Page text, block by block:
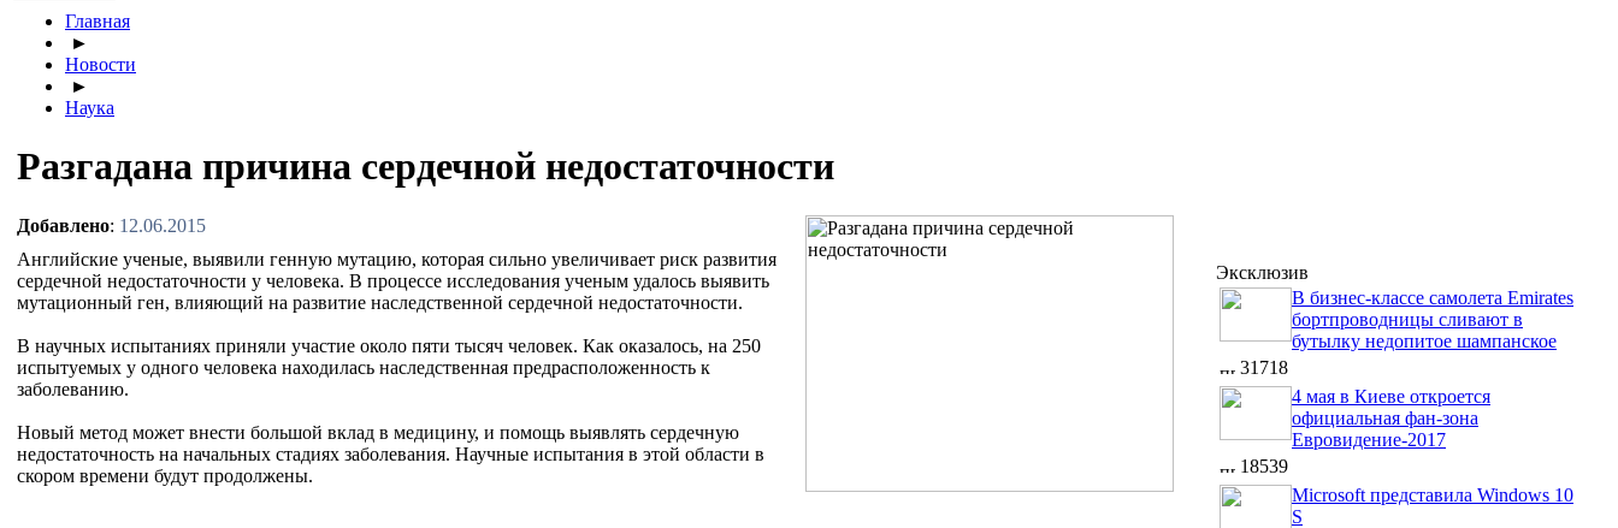
Главная
►
Новости
►
Наука
Разгадана причина сердечной недостаточности
Добавлено: 12.06.2015
Английские ученые, выявили генную мутацию, которая сильно увеличивает риск развития
сердечной недостаточности у человека. В процессе исследования ученым удалось выявить
мутационный ген, влияющий на развитие наследственной сердечной недостаточности.
В научных испытаниях приняли участие около пяти тысяч человек. Как оказалось, на 250
испытуемых у одного человека находилась наследственная предрасположенность к
заболеванию.
Новый метод может внести большой вклад в медицину, и помощь выявлять сердечную
недостаточность на начальных стадиях заболевания. Научные испытания в этой области в
скором времени будут продолжены.
Эксклюзив
В бизнес-классе самолета Emirates
бортпроводницы сливают в
бутылку недопитое шампанское
31718
4 мая в Киеве откроется
официальная фан-зона
Евровидение-2017
18539
Microsoft представила Windows 10
S